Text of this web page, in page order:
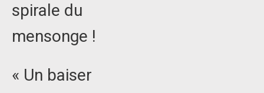
spirale du
mensonge !
« Un baiser